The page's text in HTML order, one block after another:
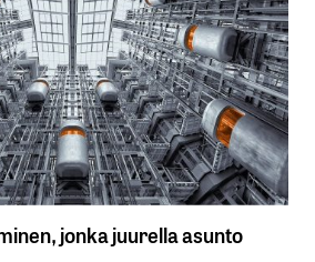
jonka juurella asunto